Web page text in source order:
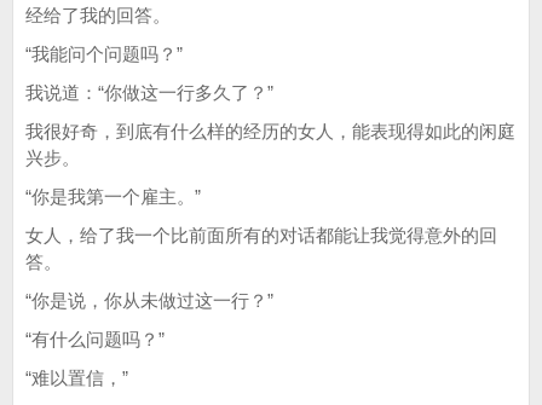
经给了我的回答。
“我能问个问题吗？”
我说道：“你做这一行多久了？”
我很好奇，到底有什么样的经历的女人，能表现得如此的闲庭
兴步。
“你是我第一个雇主。”
女人，给了我一个比前面所有的对话都能让我觉得意外的回
答。
“你是说，你从未做过这一行？”
“有什么问题吗？”
“难以置信，”